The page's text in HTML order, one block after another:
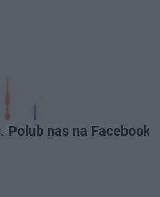
Polub nas na